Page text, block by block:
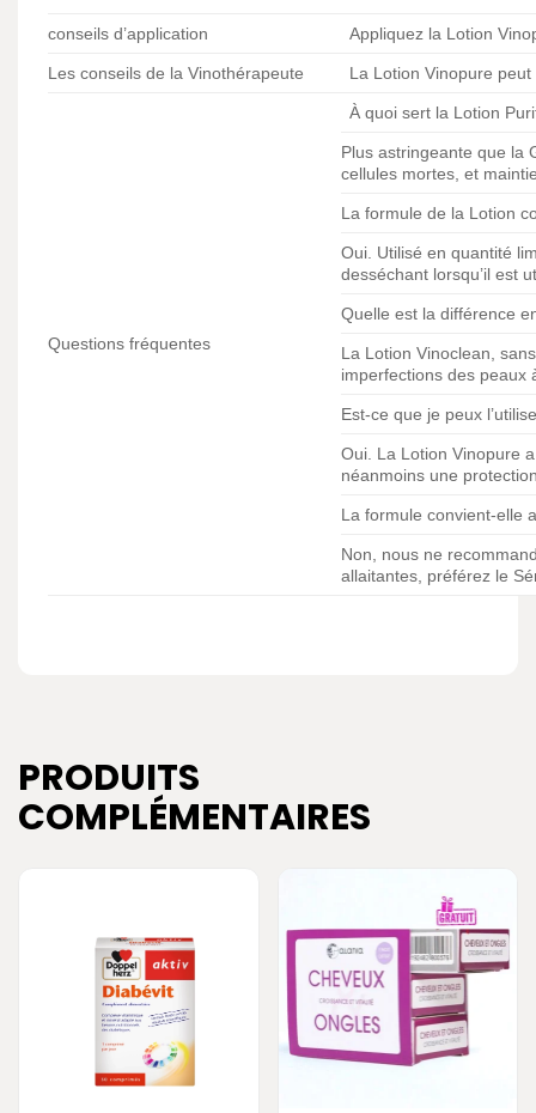
conseils d’application Appliquez la Lotion
Les conseils de la Vinothérapeute La Lotion Vinopure
Questions fréquentes
À quoi sert la Lotion
Plus astringeante que la
cellules mortes, et
La formule de la Lotion
Oui. Utilisé en quantité
desséchant lorsqu’il est
Quelle est la différence
La Lotion Vinoclean,
imperfections des peaux
Est-ce que je peux
Oui. La Lotion Vinopure
néanmoins une
La formule convient-elle
Non, nous ne
allaitantes, préférez le
PRODUITS
COMPLÉMENTAIRES